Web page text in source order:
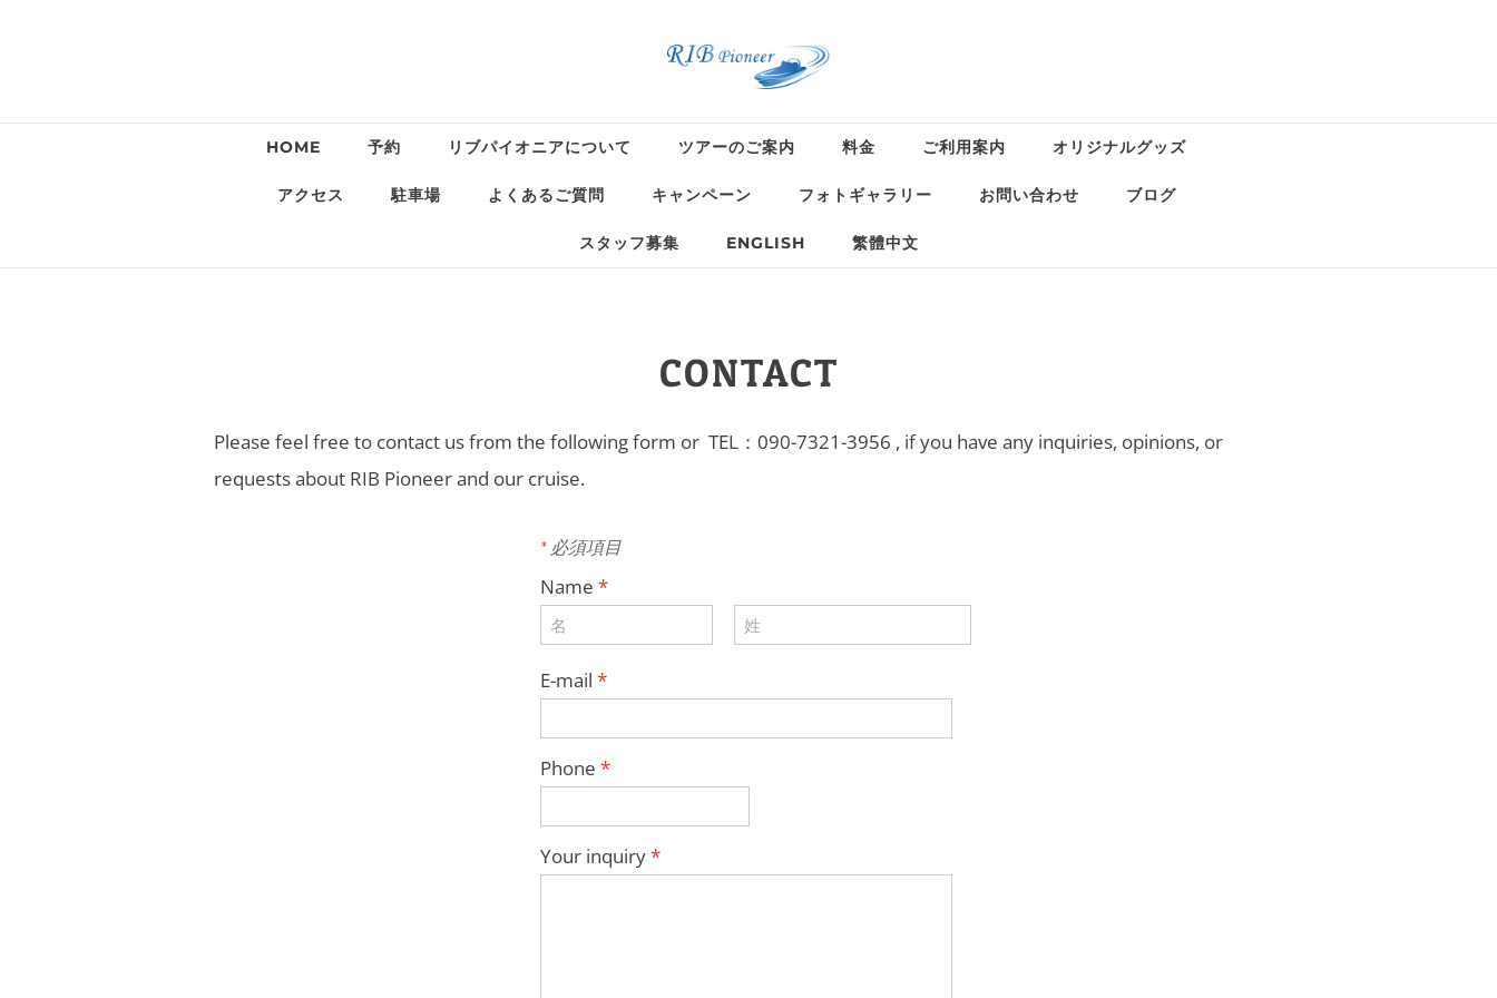
HOME 予約 リブパイオニアについて ツアーのご案内 料金 ご利用案内 オリジナルグッズ
アクセス 駐車場 よくあるご質問 キャンペーン フォトギャラリー お問い合わせ ブログ
スタッフ募集 ENGLISH 繁體中文
CONTACT
Please feel free to contact us from the following form or TEL：090-7321-3956 , if you have any inquiries, opinions, or
requests about RIB Pioneer and our cruise.
* 必須項目
Name *
E-mail *
Phone *
Your inquiry*